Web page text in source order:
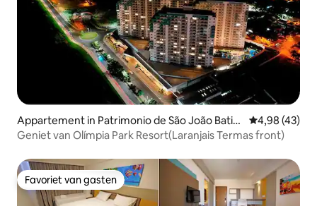
Appartement in Patrimonio de São João Batist
a
Gemiddelde
4,98 (43)
Geniet van Olímpia Park Resort(Laranjais Termas front)
Favoriet van gasten
Favoriet van gasten